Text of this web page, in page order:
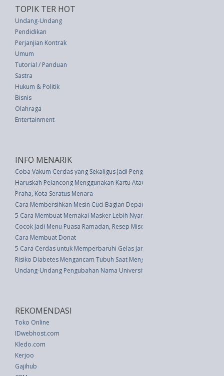
TOPIK TER HOT
Undang-Undang
Pendidikan
Perjanjian Kontrak
Umum
Tutorial / Panduan
Sastra
Hukum & Politik
Bisnis
Olahraga
Entertainment
INFO MENARIK
Coba Vakum Cerdas yang Sekaligus Jadi Pengaman Rumah
Haruskah Pelancong Menggunakan Kartu Atau Dompet Elektronik?
Praha, Kota Seratus Menara
Cara Membersihkan Mesin Cuci Bagian Depan Anda
5 Cara Membuat Memakai Masker Lebih Nyaman di Musim Panas
Cocok Jadi Menu Puasa Ramadan, Resep Miso Iga Saus Tomat ala Martha
Cara Membuat Donat
5 Cara Cerdas untuk Memperbaruhi Gelas Jar Anda
Risiko Diabetes Mengancam Tubuh Saat Mengonsumsi Banyak Gula
Undang-Undang Pengubahan Nama Universiteit, Universitet, Universitit,
REKOMENDASI
Toko Online
IDwebhost.com
Kledo.com
Kerjoo
Gajihub